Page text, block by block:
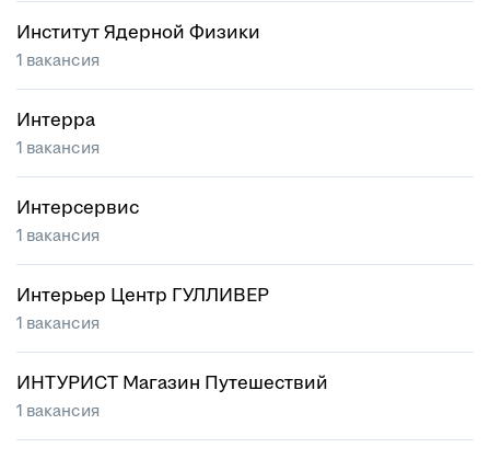
Институт Ядерной Физики
1 вакансия
Интерра
1 вакансия
Интерсервис
1 вакансия
Интерьер Центр ГУЛЛИВЕР
1 вакансия
ИНТУРИСТ Магазин Путешествий
1 вакансия